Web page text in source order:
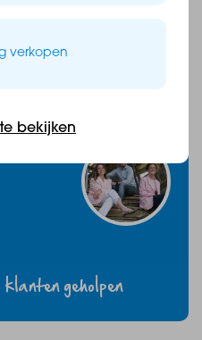
geholpen
verkopen
bekijken